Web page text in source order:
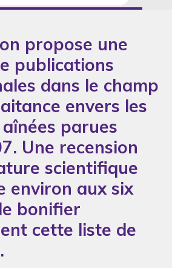
propose une
publications
dans le champ
envers les
parues
Une recension
scientifique
environ aux six
bonifier
cette liste de